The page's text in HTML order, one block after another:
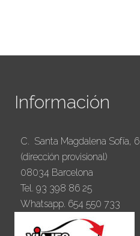
Información
C. Santa Magdalena Sofía, 6
(dirección provisional)
08034 Barcelona
Tel. 93 398 86 25
Whatsapp. 654 550 733